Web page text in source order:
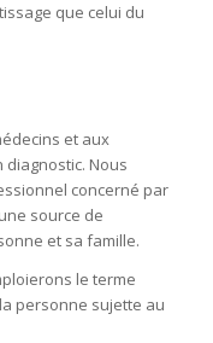
que celui du
et aux
diagnostic. Nous
concerné par
source de
et sa famille.
le terme
personne sujette au